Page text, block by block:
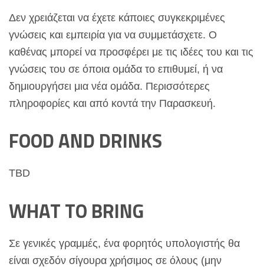
Δεν χρειάζεται να έχετε κάποιες συγκεκριμένες
γνώσεις και εμπειρία για να συμμετάσχετε. Ο
καθένας μπορεί να προσφέρει με τις ιδέες του και τις
γνώσεις του σε όποια ομάδα το επιθυμεί, ή να
δημιουργήσει μια νέα ομάδα. Περισσότερες
πληροφορίες και από κοντά την Παρασκευή.
FOOD AND DRINKS
TBD
WHAT TO BRING
Σε γενικές γραμμές, ένα φορητός υπολογιστής θα
είναι σχεδόν σίγουρα χρήσιμος σε όλους (μην